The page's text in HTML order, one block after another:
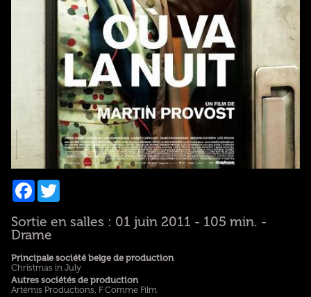
Facebook
Twitter
Sortie en salles : 01 juin 2011 - 105 min. -
Drame
Principale société belge de production
Christmas in July
Autres sociétés de production
Artémis Productions, F Comme Film